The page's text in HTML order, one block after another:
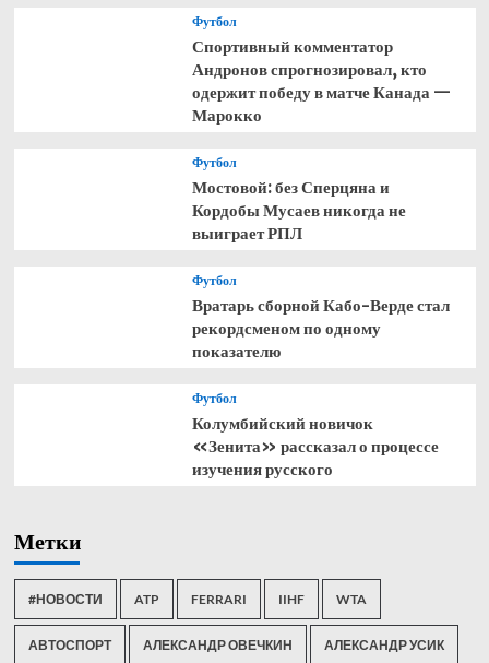
Футбол
Спортивный комментатор
Андронов спрогнозировал, кто
одержит победу в матче Канада —
Марокко
Футбол
Мостовой: без Сперцяна и
Кордобы Мусаев никогда не
выиграет РПЛ
Футбол
Вратарь сборной Кабо-Верде стал
рекордсменом по одному
показателю
Футбол
Колумбийский новичок
«Зенита» рассказал о процессе
изучения русского
Метки
#НОВОСТИ ATP FERRARI IIHF WTA
АВТОСПОРТ АЛЕКСАНДР ОВЕЧКИН АЛЕКСАНДР УСИК